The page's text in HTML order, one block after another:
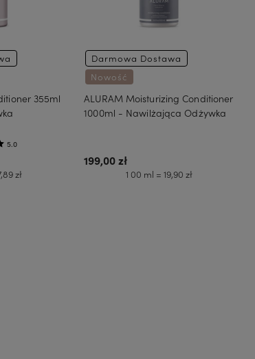
355ml
5.0
zł
Nowość
Darmowa Dostawa
ALURAM Moisturizing Conditioner
1000ml - Nawilżająca Odżywka
199,00 zł
1 00 ml = 19,90 zł